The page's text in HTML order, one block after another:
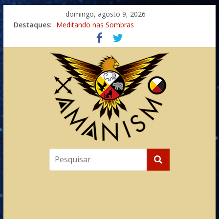
domingo, agosto 9, 2026
Destaques: Meditando nas Sombras
Autosuficiência: A Jornada do Espírito Ancestral
Xamanismo Universal
Totens – Caminho Espiritual – Crescimento
Imaginação na Cura